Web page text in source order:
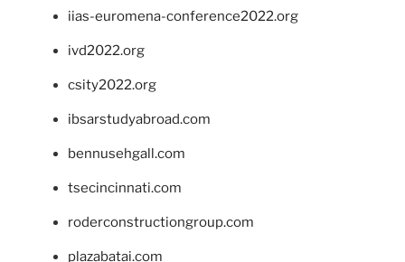
iias-euromena-conference2022.org
ivd2022.org
csity2022.org
ibsarstudyabroad.com
bennusehgall.com
tsecincinnati.com
roderconstructiongroup.com
plazabatai.com